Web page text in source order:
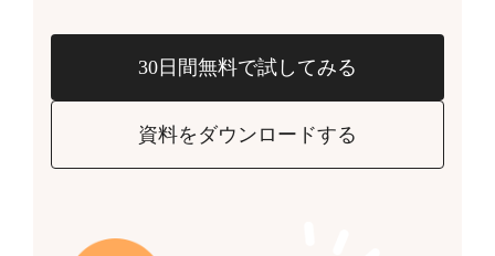
30日間無料で試してみる
資料をダウンロードする